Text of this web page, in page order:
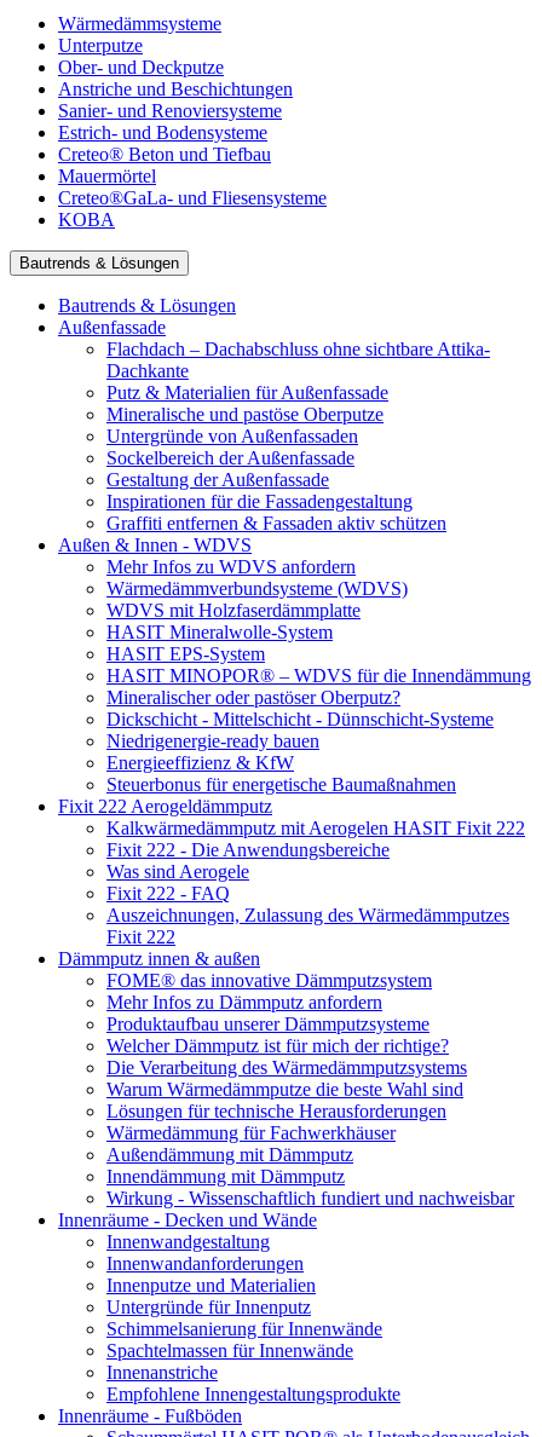
Wärmedämmsysteme
Unterputze
Ober- und Deckputze
Anstriche und Beschichtungen
Sanier- und Renoviersysteme
Estrich- und Bodensysteme
Creteo® Beton und Tiefbau
Mauermörtel
Creteo®GaLa- und Fliesensysteme
KOBA
Bautrends & Lösungen
Bautrends & Lösungen
Außenfassade
Flachdach – Dachabschluss ohne sichtbare Attika-
Dachkante
Putz & Materialien für Außenfassade
Mineralische und pastöse Oberputze
Untergründe von Außenfassaden
Sockelbereich der Außenfassade
Gestaltung der Außenfassade
Inspirationen für die Fassadengestaltung
Graffiti entfernen & Fassaden aktiv schützen
Außen & Innen - WDVS
Mehr Infos zu WDVS anfordern
Wärmedämmverbundsysteme (WDVS)
WDVS mit Holzfaserdämmplatte
HASIT Mineralwolle-System
HASIT EPS-System
HASIT MINOPOR® – WDVS für die Innendämmung
Mineralischer oder pastöser Oberputz?
Dickschicht - Mittelschicht - Dünnschicht-Systeme
Niedrigenergie-ready bauen
Energieeffizienz & KfW
Steuerbonus für energetische Baumaßnahmen
Fixit 222 Aerogeldämmputz
Kalkwärmedämmputz mit Aerogelen HASIT Fixit 222
Fixit 222 - Die Anwendungsbereiche
Was sind Aerogele
Fixit 222 - FAQ
Auszeichnungen, Zulassung des Wärmedämmputzes
Fixit 222
Dämmputz innen & außen
FOME® das innovative Dämmputzsystem
Mehr Infos zu Dämmputz anfordern
Produktaufbau unserer Dämmputzsysteme
Welcher Dämmputz ist für mich der richtige?
Die Verarbeitung des Wärmedämmputzsystems
Warum Wärmedämmputze die beste Wahl sind
Lösungen für technische Herausforderungen
Wärmedämmung für Fachwerkhäuser
Außendämmung mit Dämmputz
Innendämmung mit Dämmputz
Wirkung - Wissenschaftlich fundiert und nachweisbar
Innenräume - Decken und Wände
Innenwandgestaltung
Innenwandanforderungen
Innenputze und Materialien
Untergründe für Innenputz
Schimmelsanierung für Innenwände
Spachtelmassen für Innenwände
Innenanstriche
Empfohlene Innengestaltungsprodukte
Innenräume - Fußböden